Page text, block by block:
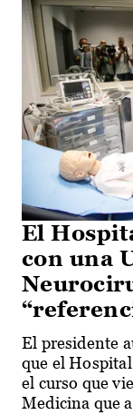
El
con una
El presidente
que el
el curso que
Medicina que